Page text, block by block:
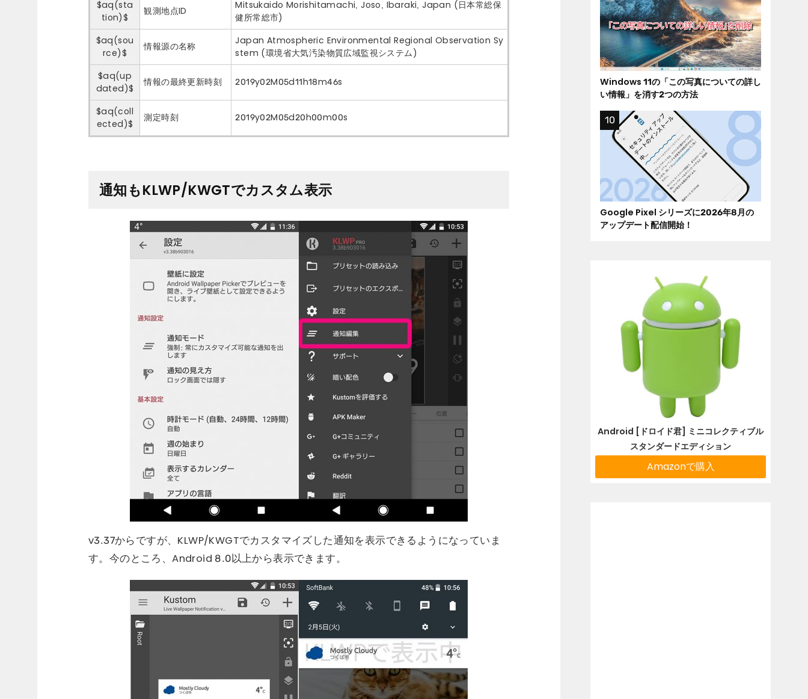
$aq(sta
tion)$
観測地点ID
Mitsukaido Morishitamachi, Joso, Ibaraki, Japan (日本常総保
健所常総市)
$aq(sou
rce)$
情報源の名称
Japan Atmospheric Environmental Regional Observation Sy
stem (環境省大気汚染物質広域監視システム)
$aq(up
dated)$
情報の最終更新時刻 2019y02M05d11h18m46s
$aq(coll
ected)$
測定時刻 2019y02M05d20h00m00s
通知もKLWP/KWGTでカスタム表示
v3.37からですが、KLWP/KWGTでカスタマイズした通知を表示できるようになっていま
す。今のところ、Android 8.0以上から表示できます。
Windows 11の「この写真についての詳し
い情報」を消す2つの方法
Google Pixel シリーズに2026年8月の
アップデート配信開始！
Android [ドロイド君] ミニコレクティブル
スタンダードエディション
Amazonで購入